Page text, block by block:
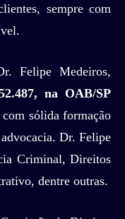
sempre com
Felipe Medeiros,
na OAB/SP
com sólida formação
Dr. Felipe
Criminal, Direitos
dentre outras.